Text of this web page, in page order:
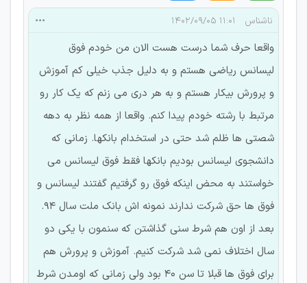
ناشناس ۱۱:۰۱ ۱۴۰۲/۰۹/۰۵
واقعا حرف شما درست هست الان من خودم فوق
لیسانس ریاضی هستم و به دلیل جذب خیلی کم آموزش
و پرورش بیکار هستم و به هر دری می زنم که یک کار رو
مرتبط با رشته خودم پیدا کنم. واقعا از همه نظر به دهه
شصتی ها ظلم شد حتی در استخدام بانکها. زمانی که
دانشجوی لیسانس بودیم بانکها فقط فوق لیسانس می
خواستند به محض اینکه فوق رو گرفتیم گفتند لیسانس و
فوق ها حق شرکت ندارند نمونه اش بانک ملت سال ۹۴.
بعد از اون هم شرط سنی گذاشتن که سنمون با یکی دو
سال اختلاف نمی شد شرکت کنیم. آموزش و پرورش هم
برای فوق ها قبلا تا سن ۴۰ بود ولی زمانی که اومدن شرط